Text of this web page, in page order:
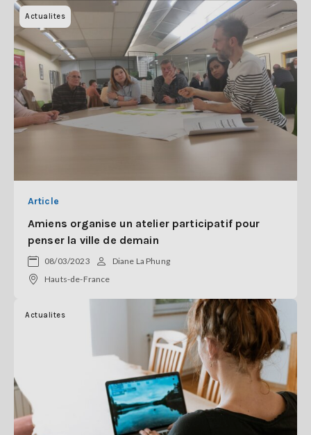
Actualites
Article
Amiens organise un atelier participatif pour
penser la ville de demain
08/03/2023
Diane La Phung
Hauts-de-France
Actualites